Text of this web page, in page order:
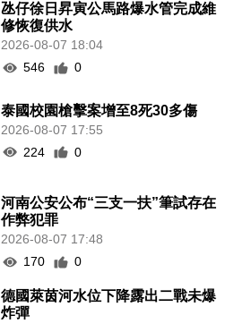
氹仔徐日昇寅公馬路爆水管完成維
修恢復供水
2026-08-07 18:04
546
0
泰國校園槍擊案增至8死30多傷
2026-08-07 17:55
224
0
河南公安公布“三支一扶”筆試存在
作弊犯罪
2026-08-07 17:48
170
0
德國萊茵河水位下降露出二戰未爆
炸彈